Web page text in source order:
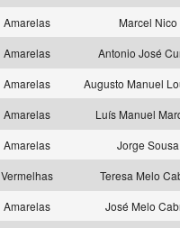
Amarelas
Marcel Nico
Amarelas
Antonio José
Amarelas
Augusto Manuel
Amarelas
Luís Manuel
Amarelas
Jorge Sousa
Vermelhas
Teresa Melo
Amarelas
José Melo